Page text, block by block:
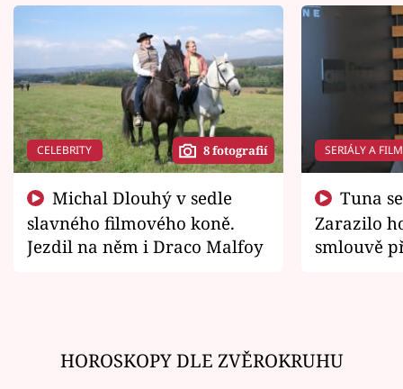
CELEBRITY 8 fotografií
slavného filmového koně.
Jezdil na něm i Draco Malfoy
SERIÁLY A
Zarazilo
smlouvě
HOROSKOPY DLE ZVĚROKRUHU